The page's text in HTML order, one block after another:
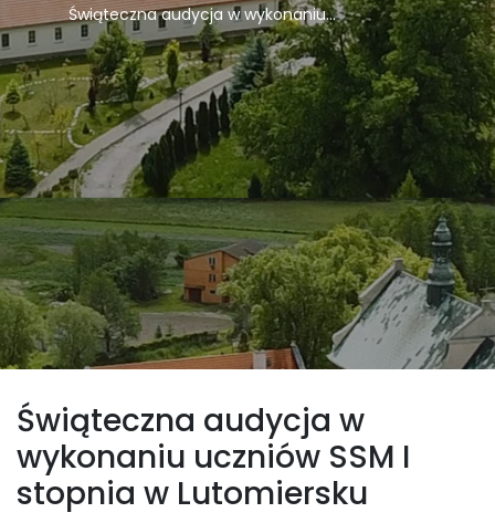
Świąteczna audycja w wykonaniu...
Świąteczna audycja w
wykonaniu uczniów SSM I
stopnia w Lutomiersku